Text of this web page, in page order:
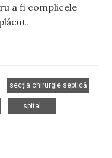
a fi complicele
secția chirurgie septică
spital